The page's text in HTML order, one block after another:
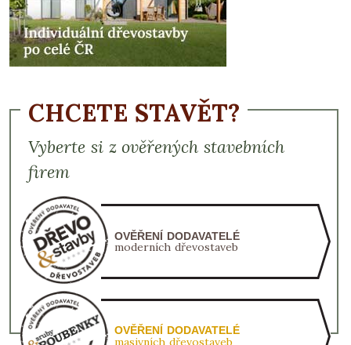
CHCETE STAVĚT?
Vyberte si z ověřených stavebních
firem
OVĚŘENÍ DODAVATELÉ
moderních dřevostaveb
OVĚŘENÍ DODAVATELÉ
masivních dřevostaveb